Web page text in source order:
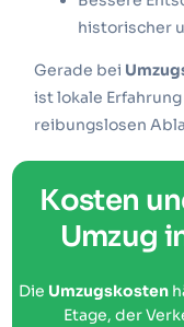
historischer
Gerade bei
ist lokale
reibungslosen
Kosten
Umzug
Die Umzugskosten
Etage, der